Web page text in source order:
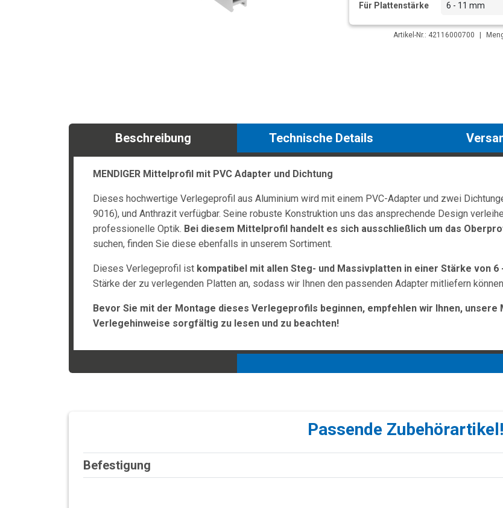
Für Plattenstärke 6 - 11 mm
Artikel-Nr.: 42116000700
Beschreibung Technische Details
MENDIGER Mittelprofil mit PVC Adapter und Dichtung
Dieses hochwertige Verlegeprofil aus Aluminium wird mit einem PVC-Adapter und zwei
9016), und Anthrazit verfügbar. Seine robuste Konstruktion uns das ansprechende Design
professionelle Optik. Bei diesem Mittelprofil handelt es sich ausschließlich um das
suchen, finden Sie diese ebenfalls in unserem Sortiment.
Dieses Verlegeprofil ist kompatibel mit allen Steg- und Massivplatten in einer Stärke von 6
Stärke der zu verlegenden Platten an, sodass wir Ihnen den passenden Adapter mitliefern
Bevor Sie mit der Montage dieses Verlegeprofils beginnen, empfehlen wir Ihnen,
Verlegehinweise sorgfältig zu lesen und zu beachten!
Passende Zubehörartikel!
Befestigung